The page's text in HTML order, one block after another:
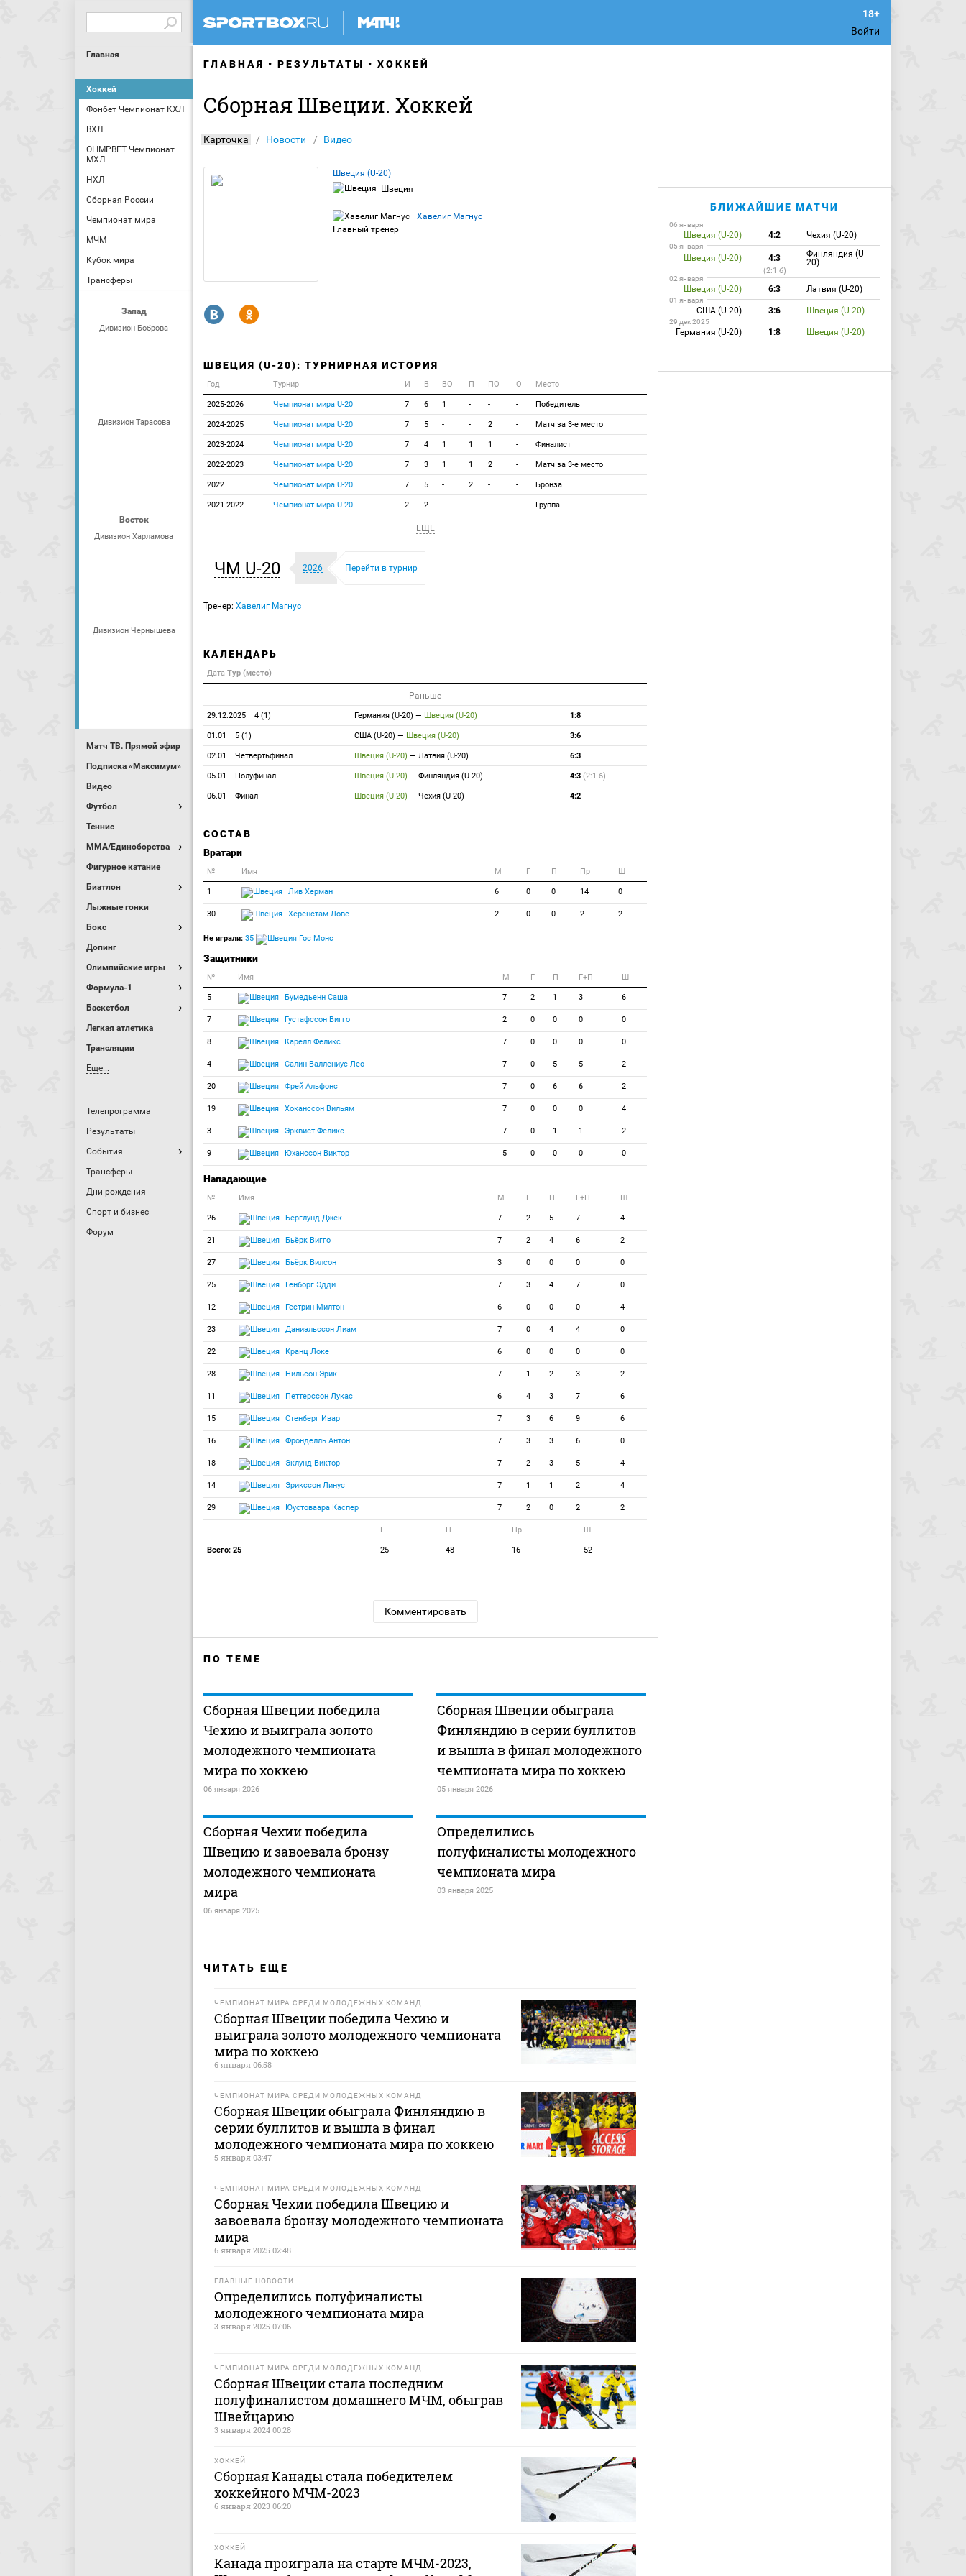
Войти
Главная
Хоккей
Фонбет Чемпионат КХЛ
ВХЛ
OLIMPBET Чемпионат
МХЛ
НХЛ
Сборная России
Чемпионат мира
МЧМ
Кубок мира
Трансферы
Запад
Дивизион Боброва
Дивизион Тарасова
Восток
Дивизион Харламова
Дивизион Чернышева
Матч ТВ. Прямой эфир
Подписка «Максимум»
Видео
Футбол
Теннис
MMA/Единоборства
Фигурное катание
Биатлон
Лыжные гонки
Бокс
Допинг
Олимпийские игры
Формула-1
Баскетбол
Легкая атлетика
Трансляции
Еще...
Телепрограмма
Результаты
События
Трансферы
Дни рождения
Спорт и бизнес
Форум
ГЛАВНАЯ РЕЗУЛЬТАТЫ ХОККЕЙ
Сборная Швеции. Хоккей
Карточка Новости Видео
Швеция (U-20)
Швеция
Хавелиг Магнус
Главный тренер
R Y
ШВЕЦИЯ (U-20): ТУРНИРНАЯ ИСТОРИЯ
Год Турнир И В ВО П ПО О Место
2025-2026 Чемпионат мира U-20 7 6 1 - - - Победитель
2024-2025 Чемпионат мира U-20 7 5 - - 2 - Матч за 3-е место
2023-2024 Чемпионат мира U-20 7 4 1 1 1 - Финалист
2022-2023 Чемпионат мира U-20 7 3 1 1 2 - Матч за 3-е место
2022 Чемпионат мира U-20 7 5 - 2 - - Бронза
2021-2022 Чемпионат мира U-20 2 2 - - - - Группа
ЕЩЕ
ЧМ U-20 2026 Перейти в турнир
Тренер: Хавелиг Магнус
КАЛЕНДАРЬ
Дата Тур (место)
Раньше
29.12.2025 4 (1) Германия (U-20) — Швеция (U-20) 1:8
01.01 5 (1) США (U-20) — Швеция (U-20) 3:6
02.01 Четвертьфинал Швеция (U-20) — Латвия (U-20) 6:3
05.01 Полуфинал Швеция (U-20) — Финляндия (U-20) 4:3 (2:1 б)
06.01 Финал Швеция (U-20) — Чехия (U-20) 4:2
СОСТАВ
Вратари
№ Имя M Г П Пр Ш
1 Лив Херман 6 0 0 14 0
30 Хёренстам Лове 2 0 0 2 2
Не играли: 35 Гос Монс
Защитники
№ Имя M Г П Г+П Ш
5 Бумедьенн Саша 7 2 1 3 6
7 Густафссон Вигго 2 0 0 0 0
8 Карелл Феликс 7 0 0 0 0
4 Салин Валлениус Лео 7 0 5 5 2
20 Фрей Альфонс 7 0 6 6 2
19 Хоканссон Вильям 7 0 0 0 4
3 Эрквист Феликс 7 0 1 1 2
9 Юханссон Виктор 5 0 0 0 0
Нападающие
№ Имя M Г П Г+П Ш
26 Берглунд Джек 7 2 5 7 4
21 Бьёрк Вигго 7 2 4 6 2
27 Бьёрк Вилсон 3 0 0 0 0
25 Генборг Эдди 7 3 4 7 0
12 Гестрин Милтон 6 0 0 0 4
23 Даниэльссон Лиам 7 0 4 4 0
22 Кранц Локе 6 0 0 0 0
28 Нильсон Эрик 7 1 2 3 2
11 Петтерссон Лукас 6 4 3 7 6
15 Стенберг Ивар 7 3 6 9 6
16 Фронделль Антон 7 3 3 6 0
18 Эклунд Виктор 7 2 3 5 4
14 Эрикссон Линус 7 1 1 2 4
29 Юустоваара Каспер 7 2 0 2 2
Г П Пр Ш
Всего: 25 25 48 16 52
Комментировать
ПО ТЕМЕ
Сборная Швеции победила
Чехию и выиграла золото
молодежного чемпионата
мира по хоккею
06 января 2026
Сборная Швеции обыграла
Финляндию в серии буллитов
и вышла в финал молодежного
чемпионата мира по хоккею
05 января 2026
Сборная Чехии победила
Швецию и завоевала бронзу
молодежного чемпионата
мира
06 января 2025
Определились
полуфиналисты молодежного
чемпионата мира
03 января 2025
ЧИТАТЬ ЕЩЕ
ЧЕМПИОНАТ МИРА СРЕДИ МОЛОДЕЖНЫХ КОМАНД
Сборная Швеции победила Чехию и
выиграла золото молодежного чемпионата
мира по хоккею
6 января 06:58
ЧЕМПИОНАТ МИРА СРЕДИ МОЛОДЕЖНЫХ КОМАНД
Сборная Швеции обыграла Финляндию в
серии буллитов и вышла в финал
молодежного чемпионата мира по хоккею
5 января 03:47
ЧЕМПИОНАТ МИРА СРЕДИ МОЛОДЕЖНЫХ КОМАНД
Сборная Чехии победила Швецию и
завоевала бронзу молодежного чемпионата
мира
6 января 2025 02:48
ГЛАВНЫЕ НОВОСТИ
Определились полуфиналисты
молодежного чемпионата мира
3 января 2025 07:06
ЧЕМПИОНАТ МИРА СРЕДИ МОЛОДЕЖНЫХ КОМАНД
Сборная Швеции стала последним
полуфиналистом домашнего МЧМ, обыграв
Швейцарию
3 января 2024 00:28
ХОККЕЙ
Сборная Канады стала победителем
хоккейного МЧМ-2023
6 января 2023 06:20
ХОККЕЙ
Канада проиграла на старте МЧМ-2023,
БЛИЖАЙШИЕ МАТЧИ
06 января
Швеция (U-20) 4:2 Чехия (U-20)
05 января
Швеция (U-20) 4:3
Финляндия (U-
20)
(2:1 б)
02 января
Швеция (U-20) 6:3 Латвия (U-20)
01 января
США (U-20) 3:6 Швеция (U-20)
29 дек 2025
Германия (U-20) 1:8 Швеция (U-20)